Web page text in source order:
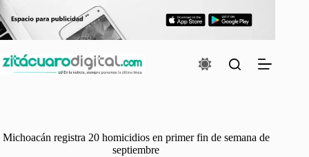
al
contenido
Michoacán registra 20 homicidios en primer fin de semana de
septiembre